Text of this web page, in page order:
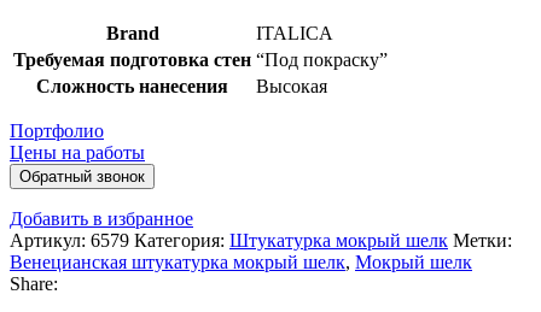
Brand
ITALICA
Требуемая подготовка стен “Под покраску”
Сложность нанесения
Высокая
Портфолио
Цены на работы
Обратный звонок
Добавить в избранное
Артикул: 6579 Категория: Штукатурка мокрый шелк Метки:
Венецианская штукатурка мокрый шелк, Мокрый шелк
Share: